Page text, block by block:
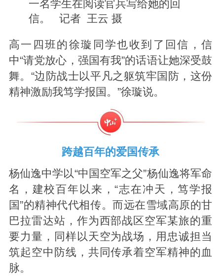
一名学生在阅读官兵写给她的回
信。 记者 王云 摄
高一四班的徐璇同学也收到了回信，信
中“请党放心，强国有我”的话语让她深受鼓
舞。“边防战士以平凡之躯筑牢国防，这份
精神激励我笃学报国。”徐璇说。
跨越百年的爱国传承
杨仙逸中学以“中国空军之父”杨仙逸将军命
名，建校百年以来，“志在冲天，笃学报
国”的精神代代相传。而远在雪域高原的甘
巴拉雷达站，作为西部战区空军某旅的重
要力量，同样以天空为战场，用忠诚担当
筑起空中防线，共同传承着空军精神的血
脉。